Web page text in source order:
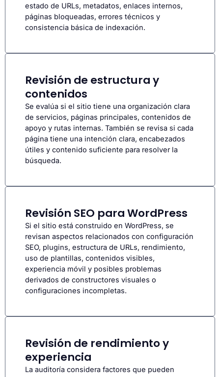
estado de URLs, metadatos, enlaces internos,
páginas bloqueadas, errores técnicos y
consistencia básica de indexación.
Revisión de estructura y
contenidos
Se evalúa si el sitio tiene una organización clara
de servicios, páginas principales, contenidos de
apoyo y rutas internas. También se revisa si cada
página tiene una intención clara, encabezados
útiles y contenido suficiente para resolver la
búsqueda.
Revisión SEO para WordPress
Si el sitio está construido en WordPress, se
revisan aspectos relacionados con configuración
SEO, plugins, estructura de URLs, rendimiento,
uso de plantillas, contenidos visibles,
experiencia móvil y posibles problemas
derivados de constructores visuales o
configuraciones incompletas.
Revisión de rendimiento y
experiencia
La auditoría considera factores que pueden